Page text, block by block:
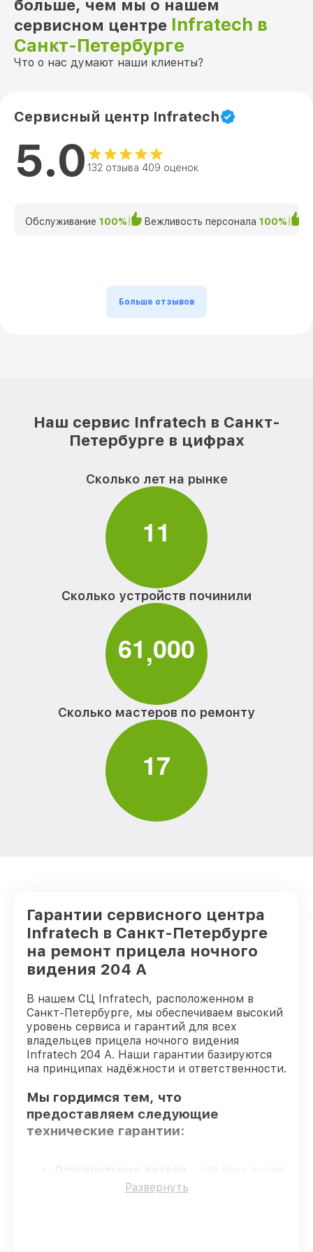
больше, чем мы о нашем
сервисном центре Infratech в
Санкт-Петербурге
Что о нас думают наши клиенты?
Сервисный центр Infratech
5.0 132 отзыва 409 оценок
Обслуживание 100% Вежливость персонала 100%
Больше отзывов
Наш сервис Infratech в Санкт-
Петербурге в цифрах
Сколько лет на рынке
11
Сколько устройств починили
61,000
Сколько мастеров по ремонту
17
Гарантии сервисного центра
Infratech в Санкт-Петербурге
на ремонт прицела ночного
видения 204 А
В нашем СЦ Infratech, расположенном в
Санкт-Петербурге, мы обеспечиваем высокий
уровень сервиса и гарантий для всех
владельцев прицела ночного видения
Infratech 204 А. Наши гарантии базируются
на принципах надёжности и ответственности.
Мы гордимся тем, что
предоставляем следующие
технические гарантии:
Оригинальные детали
починки применяются исключительно
Развернуть